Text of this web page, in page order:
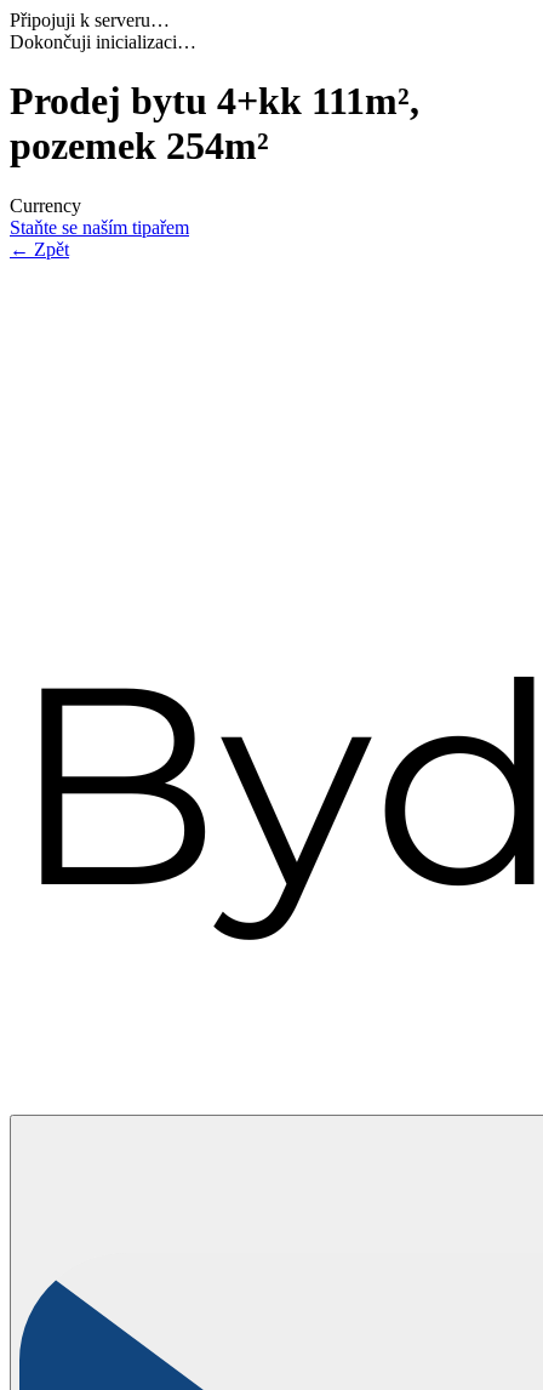
Připojuji k serveru…
Navazuji bezpečné spojení…
Prodej bytu 4+kk 111m²,
pozemek 254m²
Currency
Staňte se naším tipařem
← Zpět